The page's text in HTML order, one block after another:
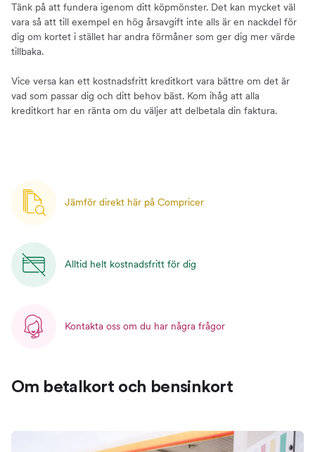
Tänk på att fundera igenom ditt köpmönster. Det kan mycket väl
vara så att till exempel en hög årsavgift inte alls är en nackdel för
dig om kortet i stället har andra förmåner som ger dig mer värde
tillbaka.
Vice versa kan ett kostnadsfritt kreditkort vara bättre om det är
vad som passar dig och ditt behov bäst. Kom ihåg att alla
kreditkort har en ränta om du väljer att delbetala din faktura.
Jämför direkt här på Compricer
Alltid helt kostnadsfritt för dig
Kontakta oss om du har några frågor
Om betalkort och bensinkort